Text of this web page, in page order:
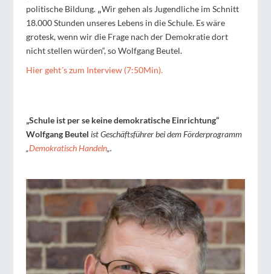
politische Bildung.„Wir gehen als Jugendliche im Schnitt
18.000 Stunden unseres Lebens in die Schule. Es wäre
grotesk, wenn wir die Frage nach der Demokratie dort
nicht stellen würden“, so Wolfgang Beutel.
Hier geht´s zum Interview (7:50Min).
„Schule ist per se keine demokratische Einrichtung“
Wolfgang Beutel ist Geschäftsführer bei dem Förderprogramm
„Demokratisch Handeln„.